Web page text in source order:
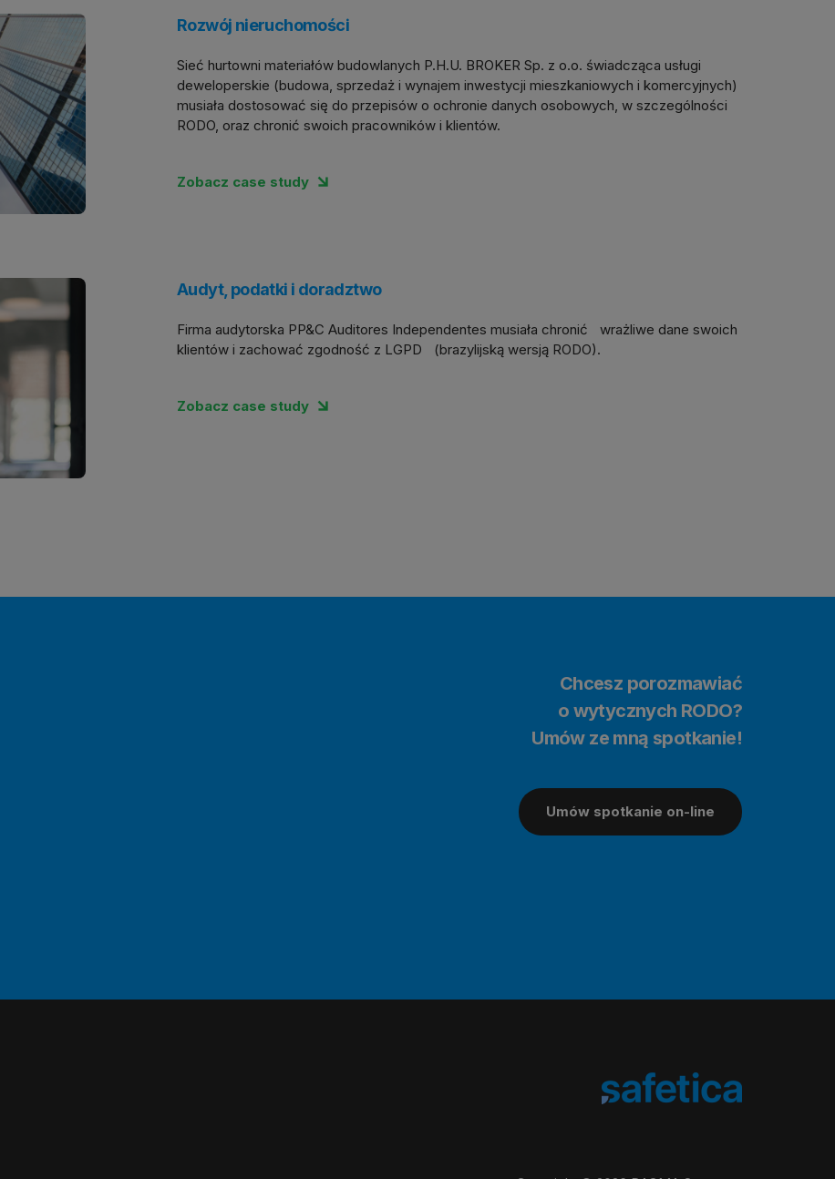
Rozwój nieruchomości
Sieć hurtowni materiałów budowlanych P.H.U. BROKER Sp. z o.o. świadcząca usługi
deweloperskie (budowa, sprzedaż i wynajem inwestycji mieszkaniowych i komercyjnych)
musiała dostosować się do przepisów o ochronie danych osobowych, w szczególności
RODO, oraz chronić swoich pracowników i klientów.
Zobacz case study
Audyt, podatki i doradztwo
Firma audytorska PP&C Auditores Independentes musiała chronić wrażliwe dane swoich
klientów i zachować zgodność z LGPD (brazylijską wersją RODO).
Zobacz case study
Chcesz porozmawiać
o wytycznych RODO?
Umów ze mną spotkanie!
Umów spotkanie on-line